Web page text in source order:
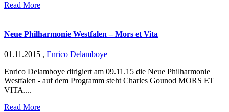
Read More
Neue Philharmonie Westfalen – Mors et Vita
01.11.2015 , Enrico Delamboye
Enrico Delamboye dirigiert am 09.11.15 die Neue Philharmonie
Westfalen - auf dem Programm steht Charles Gounod MORS ET
VITA....
Read More